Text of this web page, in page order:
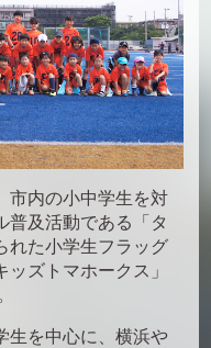
市内の小中学生を対
普及活動である「タ
れた小学生フラッグ
ズトマホークス」
生を中心に、横浜や